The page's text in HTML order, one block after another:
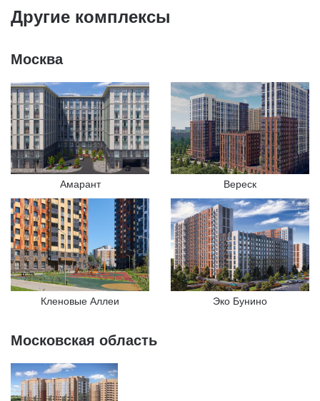
Другие комплексы
Москва
Амарант Вереск
Кленовые Аллеи Эко Бунино
Московская область